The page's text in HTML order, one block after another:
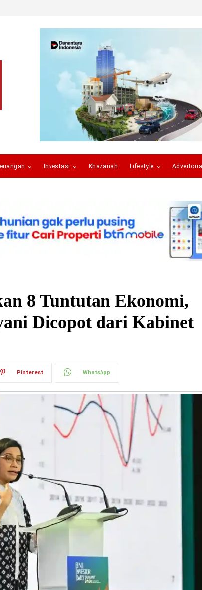
Investasi Khazanah Lifestyle Advertorial
8 Tuntutan Ekonomi,
Dicopot dari Kabinet
Pinterest WhatsApp